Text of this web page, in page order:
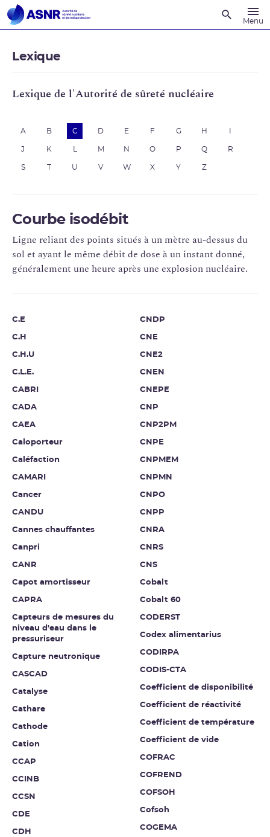
Menu
Lexique
Lexique de l'Autorité de sûreté nucléaire
A B C D E F G H
J K M N O P Q R
S U V W X Y Z
Courbe isodébit
Ligne reliant des points situés à un mètre au-dessus du
sol et ayant le même débit de dose à un instant donné,
généralement une heure après une explosion nucléaire.
C.E
C.H
C.H.U
C.L.E.
CABRI
CADA
CAEA
Caloporteur
Caléfaction
CAMARI
Cancer
CANDU
Cannes chauffantes
Canpri
CANR
Capot amortisseur
CAPRA
Capteurs de mesures du
niveau d'eau dans le
pressuriseur
Capture neutronique
CASCAD
Catalyse
Cathare
Cathode
Cation
CCAP
CCINB
CCSN
CDE
CDH
CNDP
CNE
CNE2
CNEN
CNEPE
CNP
CNP2PM
CNPE
CNPMEM
CNPMN
CNPO
CNPP
CNRA
CNRS
CNS
Cobalt
Cobalt 60
CODERST
Codex alimentarius
CODIRPA
CODIS-CTA
Coefficient de disponibilité
Coefficient de réactivité
Coefficient de température
Coefficient de vide
COFRAC
COFREND
COFSOH
Cofsoh
COGEMA